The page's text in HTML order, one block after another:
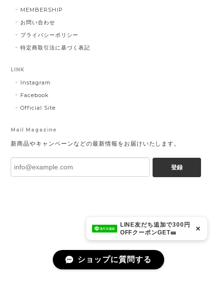
MEMBERSHIP
お問い合わせ
プライバシーポリシー
特定商取引法に基づく表記
LINK
Instagram
Facebook
Official Site
Mail Magazine
新商品やキャンペーンなどの最新情報をお届けいたします。
登録
LINE友だち追加で300円
OFFクーポンGET🎫
✕
ショップに質問する